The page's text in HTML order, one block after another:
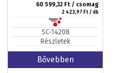
60 599,32 Ft / csomag
2 423,97 Ft / db
SC-14208
Részletek
Bővebben